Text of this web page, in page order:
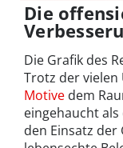
Die
Die Grafik des
Trotz der
Motive dem
eingehaucht
den Einsatz